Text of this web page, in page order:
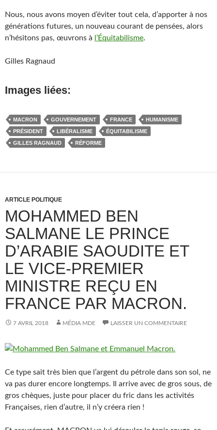
Nous, nous avons moyen d’éviter tout cela, d’apporter à nos
générations futures, un nouveau courant de pensées, alors
n’hésitons pas, œuvrons à
l’Équitabilisme.
Gilles Ragnaud
Images liées:
MACRON GOUVERNEMENT FRANCE
HUMANISME
PRÉSIDENT
LIBÉRALISME
ÉQUITABILISME
GILLES RAGNAUD
RÉFORME
ARTICLE POLITIQUE
MOHAMMED BEN
SALMANE LE PRINCE
D’ARABIE SAOUDITE ET
LE VICE-PREMIER
MINISTRE REÇU EN
FRANCE PAR MACRON.
7 AVRIL 2018 MÉDIA MDE LAISSER UN COMMENTAIRE
Ce type sait très bien que l’argent du pétrole dans son sol, ne
va pas durer encore longtemps. Il arrive avec de gros sous, de
gros chèques, juste pour placer du fric dans les activités
Françaises, rien d’autre, il n’y créera rien !